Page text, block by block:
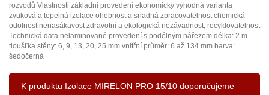
rozvodů Vlastnosti základní provedení ekonomicky výhodná varianta
zvuková a tepelná izolace ohebnost a snadná zpracovatelnost chemická
odolnost nenasákavost zdravotní a ekologická nezávadnost, recyklovatelnost
Technická data nelaminované provedení s podélným nářezem délka: 2 m
tloušťka stěny: 6, 9, 13, 20, 25 mm vnitřní průměr: 6 až 134 mm barva:
šedočerná
K produktu Izolace MIRELON PRO 15/10 doporučujeme